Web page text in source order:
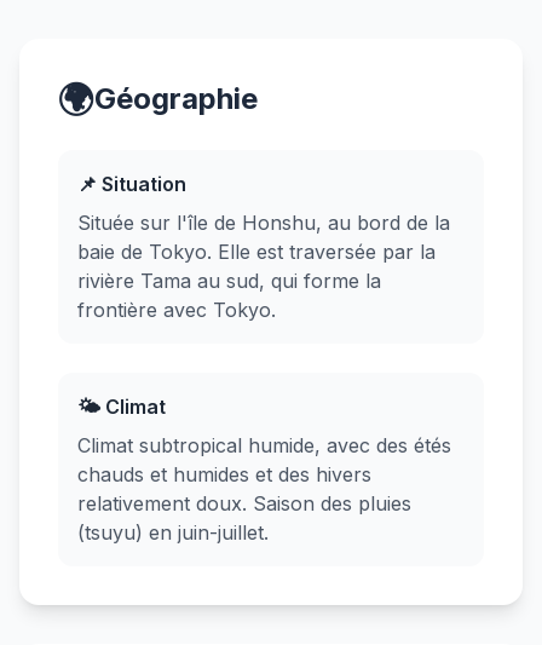
🌍Géographie
📌 Situation
Située sur l'île de Honshu, au bord de la
baie de Tokyo. Elle est traversée par la
rivière Tama au sud, qui forme la
frontière avec Tokyo.
🌤️ Climat
Climat subtropical humide, avec des étés
chauds et humides et des hivers
relativement doux. Saison des pluies
(tsuyu) en juin-juillet.